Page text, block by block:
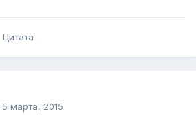
Цитата
5 марта, 2015